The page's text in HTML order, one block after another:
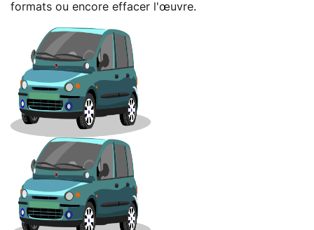
formats ou encore effacer l'œuvre.